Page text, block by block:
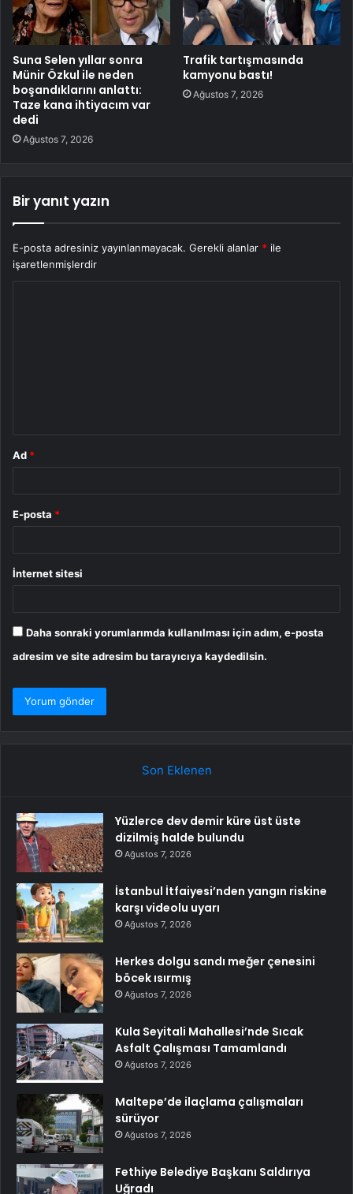
Suna Selen yıllar sonra
Münir Özkul ile neden
boşandıklarını anlattı:
Taze kana ihtiyacım var
dedi
Ağustos 7, 2026
Trafik tartışmasında
kamyonu bastı!
Ağustos 7, 2026
Bir yanıt yazın
E-posta adresiniz yayınlanmayacak. Gerekli alanlar * ile
işaretlenmişlerdir
Ad *
E-posta *
İnternet sitesi
Daha sonraki yorumlarımda kullanılması için adım, e-posta
adresim ve site adresim bu tarayıcıya kaydedilsin.
Son Eklenen
Yüzlerce dev demir küre üst üste
dizilmiş halde bulundu
Ağustos 7, 2026
İstanbul İtfaiyesi’nden yangın riskine
karşı videolu uyarı
Ağustos 7, 2026
Herkes dolgu sandı meğer çenesini
böcek ısırmış
Ağustos 7, 2026
Kula Seyitali Mahallesi’nde Sıcak
Asfalt Çalışması Tamamlandı
Ağustos 7, 2026
Maltepe’de ilaçlama çalışmaları
sürüyor
Ağustos 7, 2026
Fethiye Belediye Başkanı Saldırıya
Uğradı